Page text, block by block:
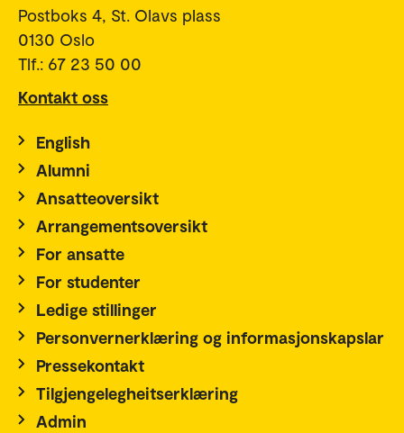
Postboks 4, St. Olavs plass
0130 Oslo
Tlf.: 67 23 50 00
Kontakt oss
English
Alumni
Ansatteoversikt
Arrangementsoversikt
For ansatte
For studenter
Ledige stillinger
Personvernerklæring og informasjonskapslar
Pressekontakt
Tilgjengelegheitserklæring
Admin